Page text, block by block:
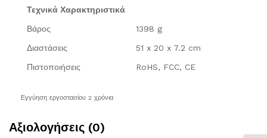
Τεχνικά Χαρακτηριστικά
Βάρος
1398 g
Διαστάσεις
51 x 20 x 7.2 cm
Πιστοποιήσεις
RoHS, FCC, CE
Εγγύηση εργοστασίου 2 χρόνια
Αξιολογήσεις (0)